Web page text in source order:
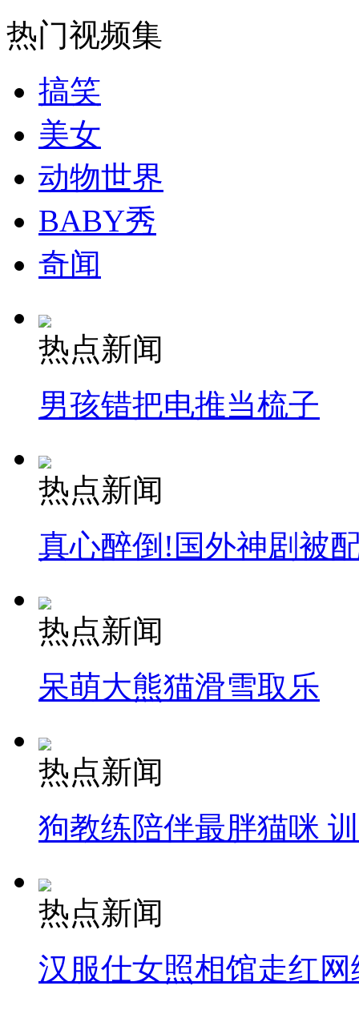
消防员救轻生者
纽约上演“枕头大战”
司机酒驾遇交警 急速倒车逃窜
热门视频集
搞笑
美女
动物世界
BABY秀
奇闻
热点新闻
男孩错把电推当梳子
热点新闻
真心醉倒!国外神剧被
热点新闻
呆萌大熊猫滑雪取乐
热点新闻
狗教练陪伴最胖猫咪
热点新闻
汉服仕女照相馆走红网